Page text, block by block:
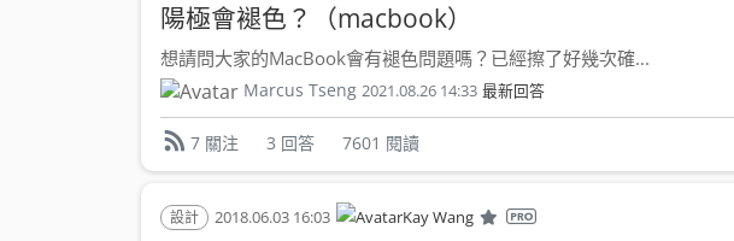
陽極會褪色？（macbook）
想請問大家的MacBook會有褪色問題嗎？已經擦了好幾次確...
Marcus Tseng 2021.08.26 14:33 最新回答
7 關注 3 回答 7601 閱讀
設計 2018.06.03 16:03 Kay Wang